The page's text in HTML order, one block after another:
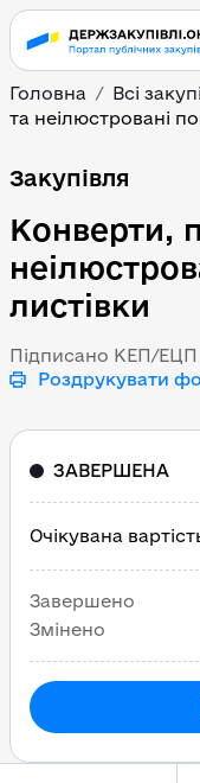
Головна Всі
та неілюстровані
Закупівля
Конверти,
листівки
Підписано КЕП/ЕЦП
Роздрукувати
ЗАВЕРШЕНА
Очікувана
Завершено
Змінено